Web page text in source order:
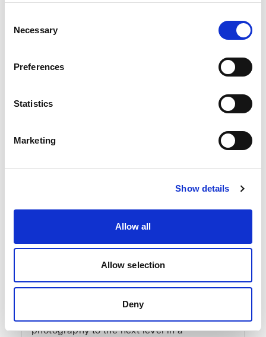
Selection
Necessary
Preferences
Statistics
Marketing
Show details
Allow all
Allow selection
Deny
Advanced lighting 3
In Advanced lighting 3, is where you hear
the truth about light. No loose explanations.
The content suits both intermediate and very
sensitive viewer. It is blunt and direct —
sometimes way over the top. And no one is
there to stop David! You will get all the
photography to the next level in a